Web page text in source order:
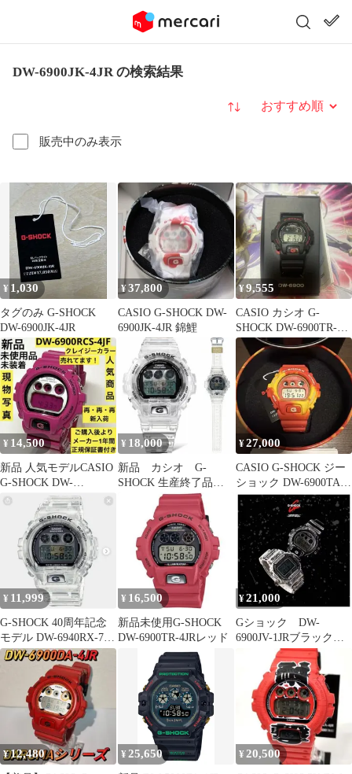
DW-6900JK-4JR の検索結果
販売中のみ表示
並び替え
¥ 1,030
タグのみ G-SHOCK
DW-6900JK-4JR
¥37,800
CASIO G-SHOCK DW-
6900JK-4JR 錦鯉
¥9,555
CASIO カシオ G-
SHOCK DW-6900TR-
1JR ブラック
¥ 14,500
新品 人気モデルCASIO
G-SHOCK DW-
6900RCS-4JF
¥ 18,000
新品 カシオ G-
SHOCK 生産終了品
40周年 ＤＷ－６９４
０ＲＸ－７ＪＲ
¥27,000
CASIO G-SHOCK ジー
ショック DW-6900TAL-
4JR
¥ 11,999
G-SHOCK 40周年記念
モデル DW-6940RX-7JR
限定
¥ 16,500
新品未使用G-SHOCK
DW-6900TR-4JRレッド
¥21,000
Gショック DW-
6900JV-1JRブラックの
¥12,480 ¥ 25,650 ¥ 20,500